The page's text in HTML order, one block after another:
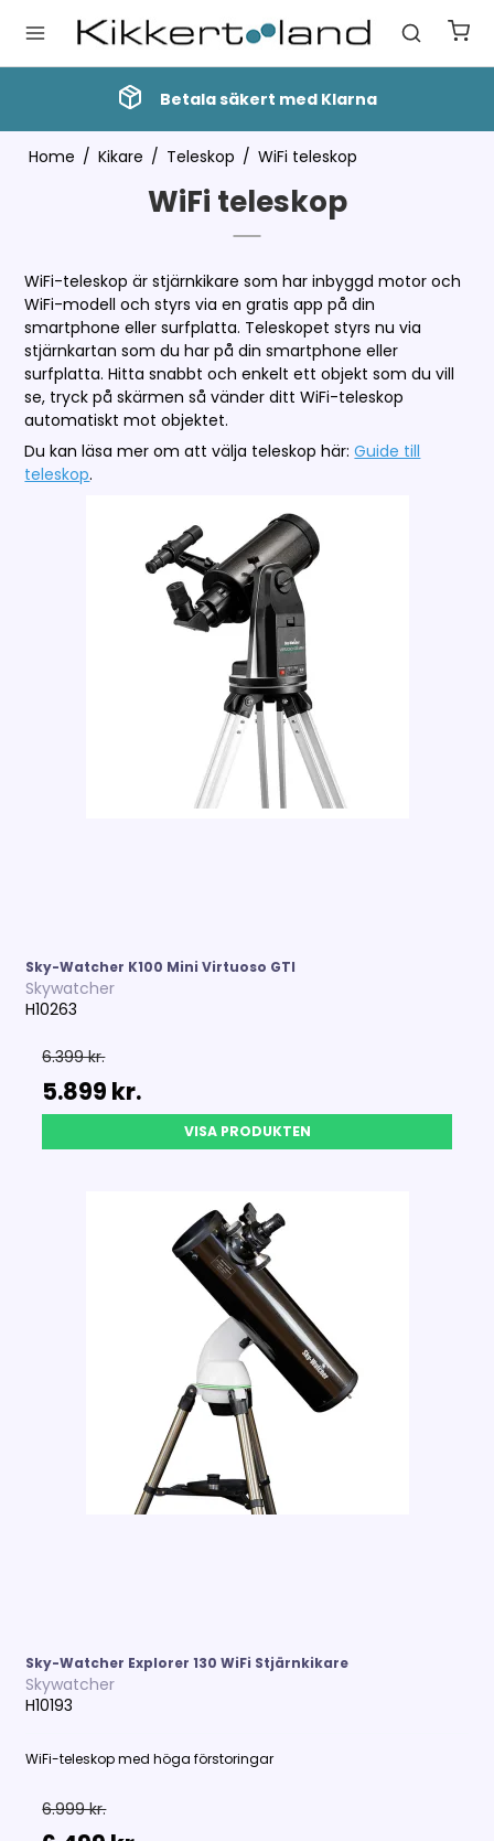
Betala säkert med Klarna
Home / Kikare / Teleskop / WiFi teleskop
WiFi teleskop
WiFi-teleskop är stjärnkikare som har inbyggd motor och
WiFi-modell och styrs via en gratis app på din
smartphone eller surfplatta. Teleskopet styrs nu via
stjärnkartan som du har på din smartphone eller
surfplatta. Hitta snabbt och enkelt ett objekt som du vill
se, tryck på skärmen så vänder ditt WiFi-teleskop
automatiskt mot objektet.
Du kan läsa mer om att välja teleskop här:Guide till
teleskop.
Sky-Watcher K100 Mini Virtuoso GTI
Skywatcher
H10263
6.399 kr.
5.899 kr.
VISA PRODUKTEN
Sky-Watcher Explorer 130 WiFi Stjärnkikare
Skywatcher
H10193
WiFi-teleskop med höga förstoringar
6.999 kr.